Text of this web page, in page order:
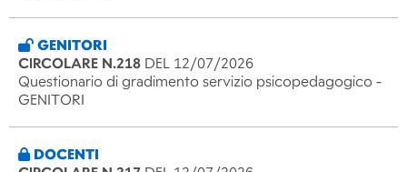
GENITORI
CIRCOLARE N.218 DEL 12/07/2026
Questionario di gradimento servizio psicopedagogico -
GENITORI
DOCENTI